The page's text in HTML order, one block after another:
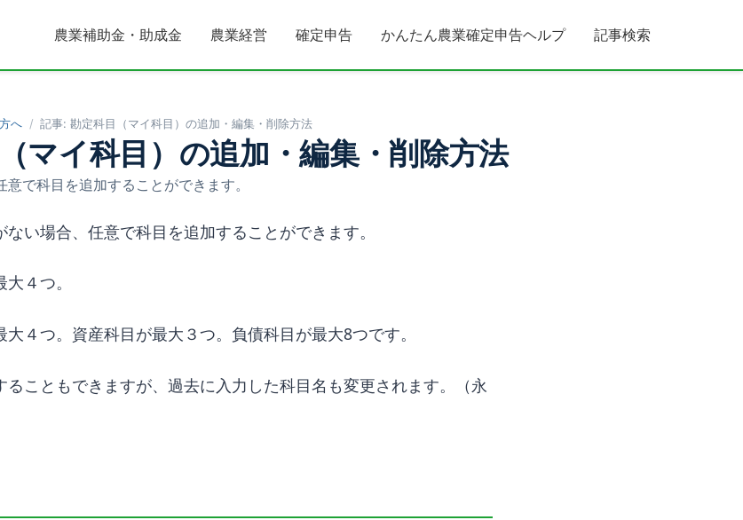
農業補助金・助成金 農業経営 確定申告 かんたん農業確定申告ヘルプ 記事検索
へ 記事: 勘定科目（マイ科目）の追加・編集・削除方法
マイ科目）の追加・編集・削除方法
で科目を追加することができます。
い場合、任意で科目を追加することができます。
４つ。
４つ。資産科目が最大３つ。負債科目が最大8つです。
こともできますが、過去に入力した科目名も変更されます。（永